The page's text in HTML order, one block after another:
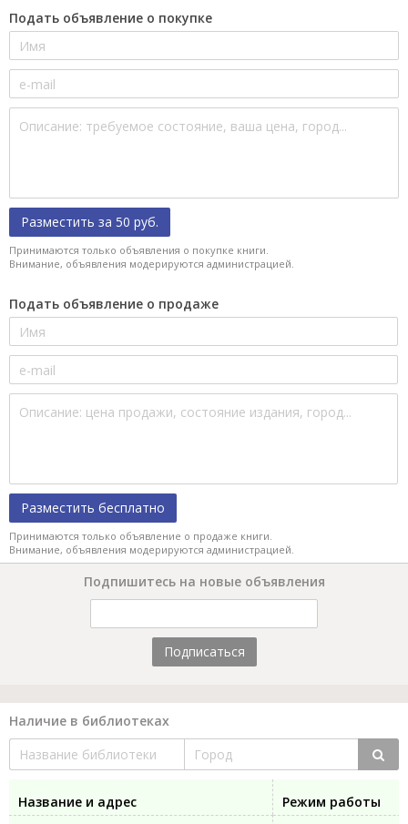
Подать объявление о покупке
Разместить за 50 руб.
Принимаются только объявления о покупке книги.
Внимание, объявления модерируются администрацией.
Подать объявление о продаже
Разместить бесплатно
Принимаются только объявление о продаже книги.
Внимание, объявления модерируются администрацией.
Подпишитесь на новые объявления
Подписаться
Наличие в библиотеках
Название и адрес
Режим работы